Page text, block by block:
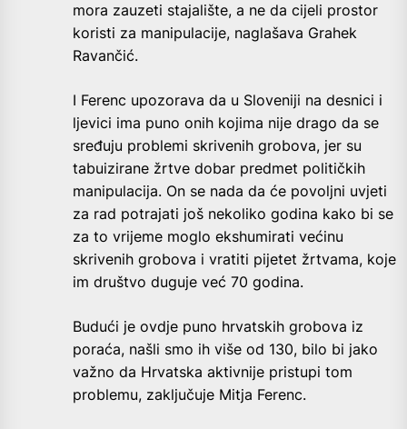
mora zauzeti stajalište, a ne da cijeli prostor
koristi za manipulacije, naglašava Grahek
Ravančić.
I Ferenc upozorava da u Sloveniji na desnici i
ljevici ima puno onih kojima nije drago da se
sređuju problemi skrivenih grobova, jer su
tabuizirane žrtve dobar predmet političkih
manipulacija. On se nada da će povoljni uvjeti
za rad potrajati još nekoliko godina kako bi se
za to vrijeme moglo ekshumirati većinu
skrivenih grobova i vratiti pijetet žrtvama, koje
im društvo duguje već 70 godina.
Budući je ovdje puno hrvatskih grobova iz
poraća, našli smo ih više od 130, bilo bi jako
važno da Hrvatska aktivnije pristupi tom
problemu, zaključuje Mitja Ferenc.